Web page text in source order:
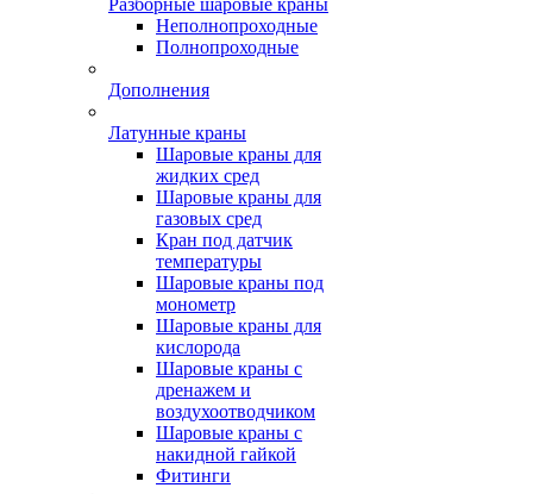
Разборные шаровые краны
Неполнопроходные
Полнопроходные
Дополнения
Латунные краны
Шаровые краны для
жидких сред
Шаровые краны для
газовых сред
Кран под датчик
температуры
Шаровые краны под
монометр
Шаровые краны для
кислорода
Шаровые краны с
дренажем и
воздухоотводчиком
Шаровые краны с
накидной гайкой
Фитинги